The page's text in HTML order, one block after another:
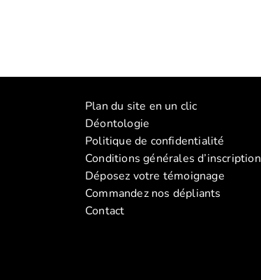
La
discipline
positive
(2026)
Plan du site en un clic
Déontologie
Politique de confidentialité
Conditions générales d’inscription
Déposez votre témoignage
Commandez nos dépliants
Contact